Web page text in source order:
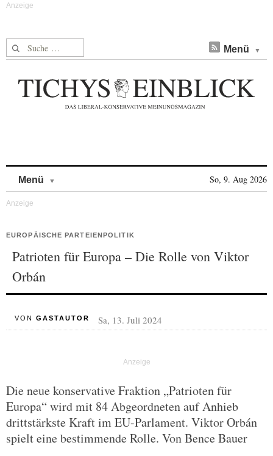
Suche nach: Menü
Menü So, 9. Aug 2026
EUROPÄISCHE PARTEIENPOLITIK
Patrioten für Europa – Die Rolle von Viktor
Orbán
VON GASTAUTOR Sa, 13. Juli 2024
Die neue konservative Fraktion „Patrioten für
Europa“ wird mit 84 Abgeordneten auf Anhieb
drittstärkste Kraft im EU-Parlament. Viktor Orbán
spielt eine bestimmende Rolle. Von Bence Bauer